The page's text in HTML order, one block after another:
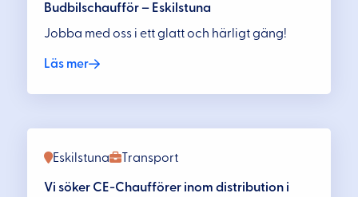
Budbilschaufför – Eskilstuna
Jobba med oss i ett glatt och härligt gäng!
Läs mer
Transport
Eskilstuna
Vi söker CE-Chaufförer inom distribution i